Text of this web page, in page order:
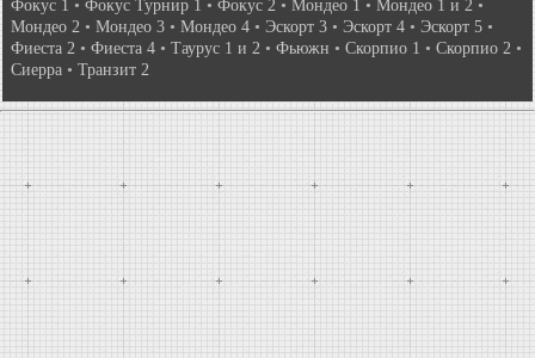
Фокус 1 • Фокус Турнир 1 • Фокус 2 • Мондео 1 • Мондео 1 и 2 •
Мондео 2 • Мондео 3 • Мондео 4 • Эскорт 3 • Эскорт 4 • Эскорт 5 •
Фиеста 2 • Фиеста 4 • Таурус 1 и 2 • Фьюжн • Скорпио 1 • Скорпио 2 •
Сиерра • Транзит 2